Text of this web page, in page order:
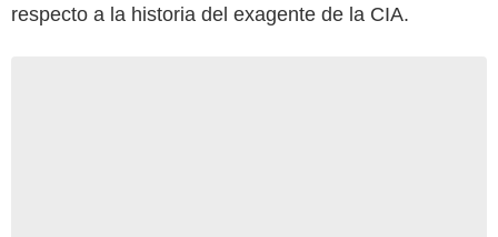
respecto a la historia del exagente de la CIA.